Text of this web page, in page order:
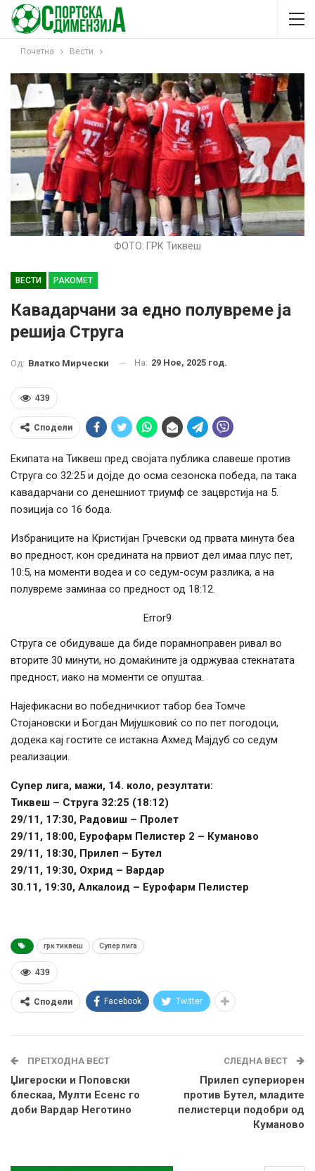
Почетна Вести
ФОТО: ГРК Тиквеш
ВЕСТИ РАКОМЕТ
Кавадарчани за едно полувреме ја
решија Струга
Од: Влатко Мирчески На: 29 Ное, 2025 год.
439
Сподели
Екипата на Тиквеш пред својата публика славеше против
Струга со 32:25 и дојде до осма сезонска победа, па така
кавадарчани со денешниот триумф се зацврстија на 5.
позиција со 16 бода.
Избраниците на Кристијан Грчевски од првата минута беа
во предност, кон средината на првиот дел имаа плус пет,
10:5, на моменти водеа и со седум-осум разлика, а на
полувреме заминаа со предност од 18:12.
Error9
Струга се обидуваше да биде порамноправен ривал во
вторите 30 минути, но домаќините ја одржуваа стекнатата
предност, иако на моменти се опуштаа.
Најефикасни во победничкиот табор беа Томче
Стојановски и Богдан Мијушковиќ со по пет погодоци,
додека кај гостите се истакна Ахмед Мајдуб со седум
реализации.
Супер лига, мажи, 14. коло, резултати:
Тиквеш – Струга 32:25 (18:12)
29/11, 17:30, Радовиш – Пролет
29/11, 18:00, Еурофарм Пелистер 2 – Куманово
29/11, 18:30, Прилеп – Бутел
29/11, 19:30, Охрид – Вардар
30.11, 19:30, Алкалоид – Еурофарм Пелистер
грк тиквеш Супер лига
439
Сподели Facebook Twitter
ПРЕТХОДНА ВЕСТ
Џигероски и Поповски
блескаа, Мулти Есенс го
доби Вардар Неготино
СЛЕДНА ВЕСТ
Прилеп супериорен
против Бутел, младите
пелистерци подобри од
Куманово